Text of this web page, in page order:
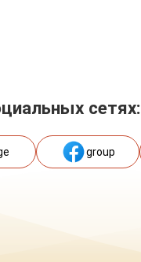
сетях:
group